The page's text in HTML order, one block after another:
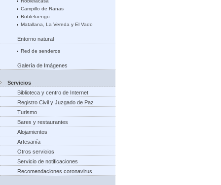
Campillo de Ranas
Robleluengo
Matallana, La Vereda y El Vado
Entorno natural
Red de senderos
Galería de Imágenes
Servicios
Biblioteca y centro de Internet
Registro Civil y Juzgado de Paz
Turismo
Bares y restaurantes
Alojamientos
Artesanía
Otros servicios
Servicio de notificaciones
Recomendaciones coronavirus